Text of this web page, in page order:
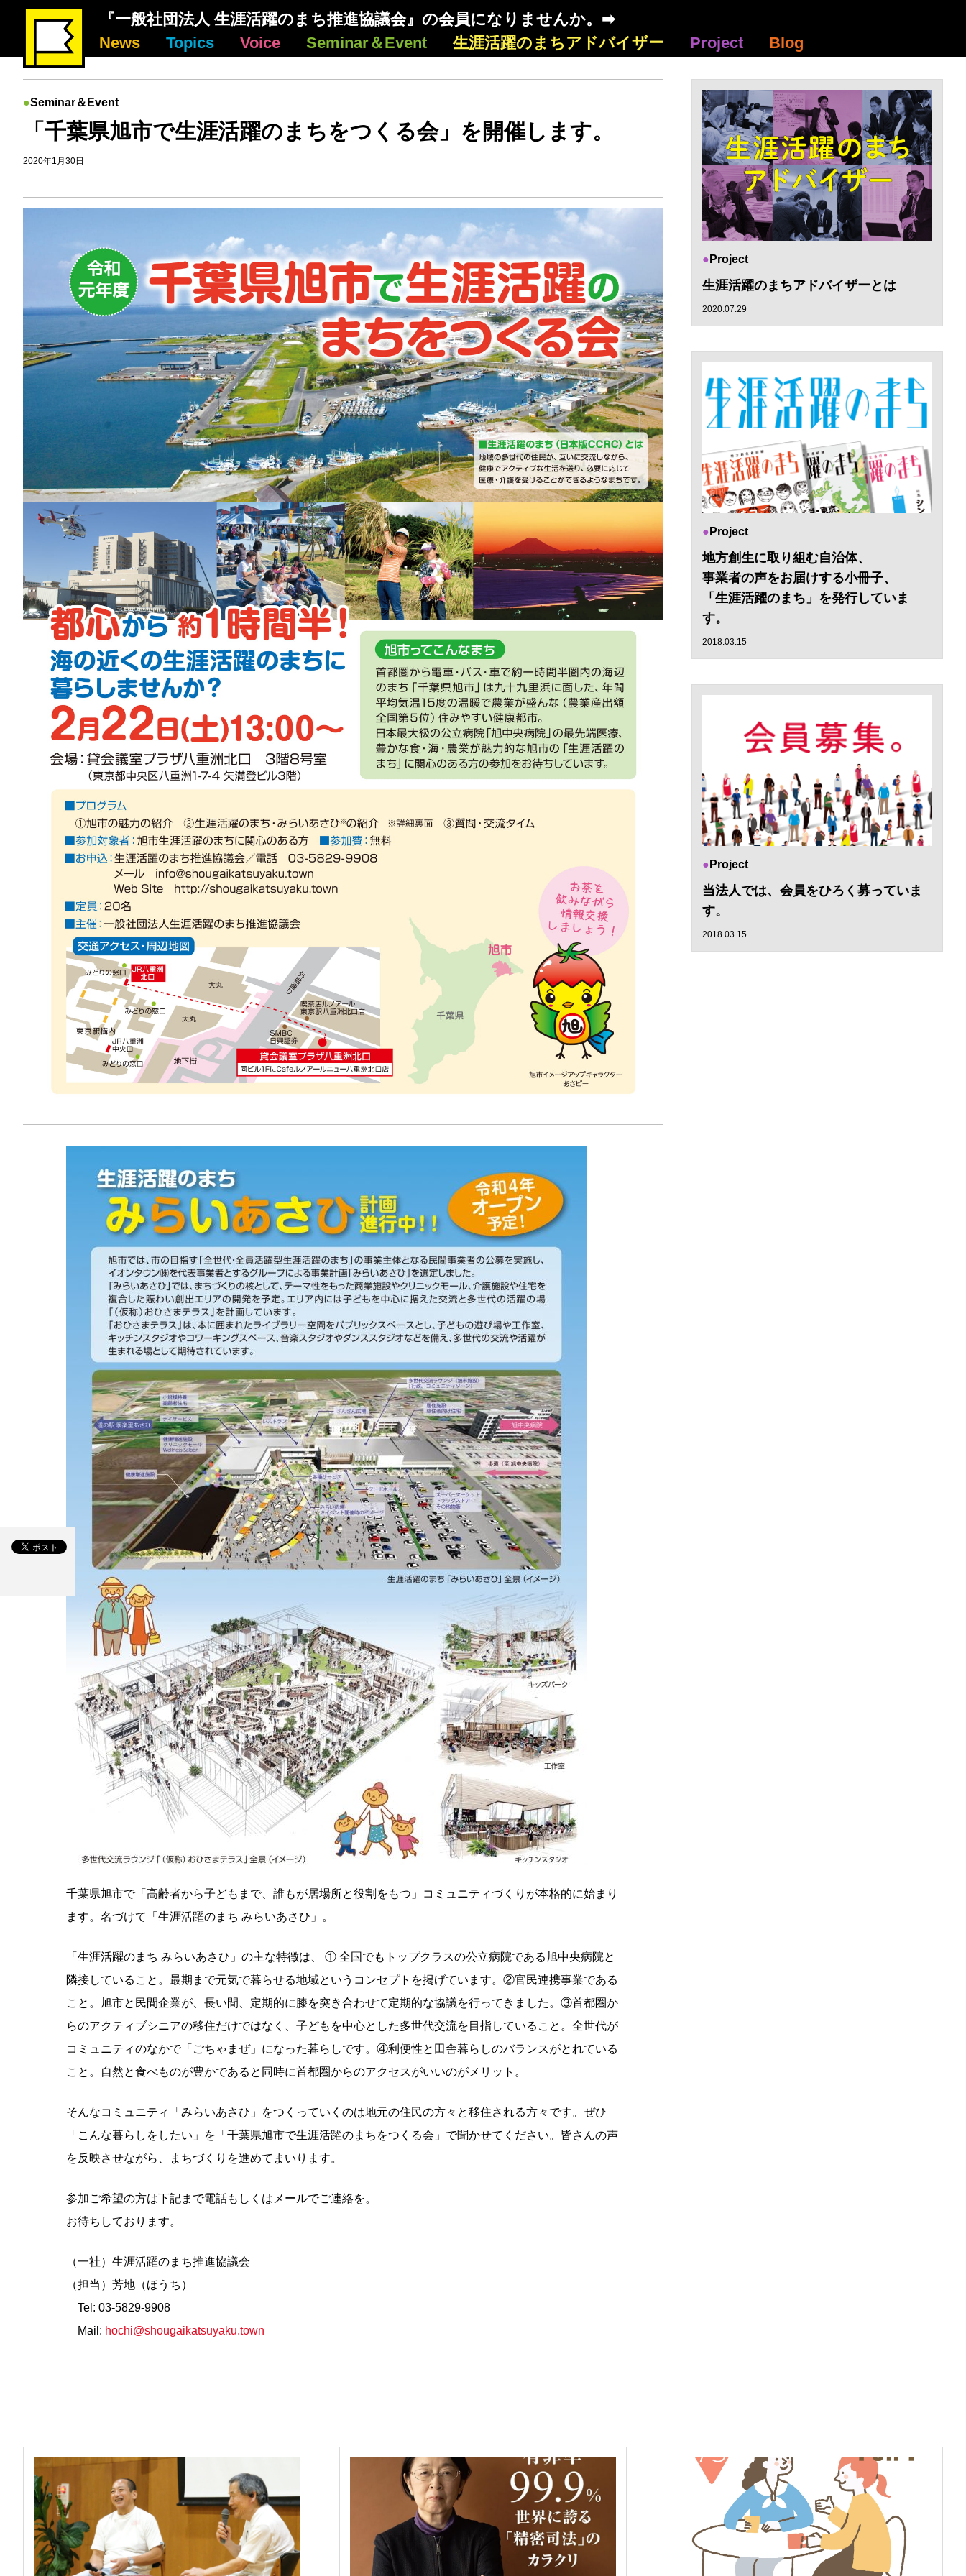
『一般社団法人 生涯活躍のまち推進協議会』の会員になりませんか。➡
News
Topics Voice Seminar＆Event 生涯活躍のまちアドバイザー Project Blog
Seminar＆Event
「千葉県旭市で生涯活躍のまちをつくる会」を開催します。
2020年1月30日
千葉県旭市で「高齢者から子どもまで、誰もが居場所と役割をもつ」コミュニティづくりが本格的に始まり
ます。名づけて「生涯活躍のまち みらいあさひ」。
「生涯活躍のまち みらいあさひ」の主な特徴は、 ① 全国でもトップクラスの公立病院である旭中央病院と
隣接していること。最期まで元気で暮らせる地域というコンセプトを掲げています。②官民連携事業である
こと。旭市と民間企業が、長い間、定期的に膝を突き合わせて定期的な協議を行ってきました。③首都圏か
らのアクティブシニアの移住だけではなく、子どもを中心とした多世代交流を目指していること。全世代が
コミュニティのなかで「ごちゃまぜ」になった暮らしです。④利便性と田舎暮らしのバランスがとれている
こと。自然と食べものが豊かであると同時に首都圏からのアクセスがいいのがメリット。
そんなコミュニティ「みらいあさひ」をつくっていくのは地元の住民の方々と移住される方々です。ぜひ
「こんな暮らしをしたい」を「千葉県旭市で生涯活躍のまちをつくる会」で聞かせてください。皆さんの声
を反映させながら、まちづくりを進めてまいります。
参加ご希望の方は下記まで電話もしくはメールでご連絡を。
お待ちしております。
（一社）生涯活躍のまち推進協議会
（担当）芳地（ほうち）
Tel: 03-5829-9908
Mail: hochi@shougaikatsuyaku.town
Project
生涯活躍のまちアドバイザーとは
2020.07.29
Project
地方創生に取り組む自治体、
事業者の声をお届けする小冊子、
「生涯活躍のまち」を発行していま
す。
2018.03.15
Project
当法人では、会員をひろく募っていま
す。
2018.03.15